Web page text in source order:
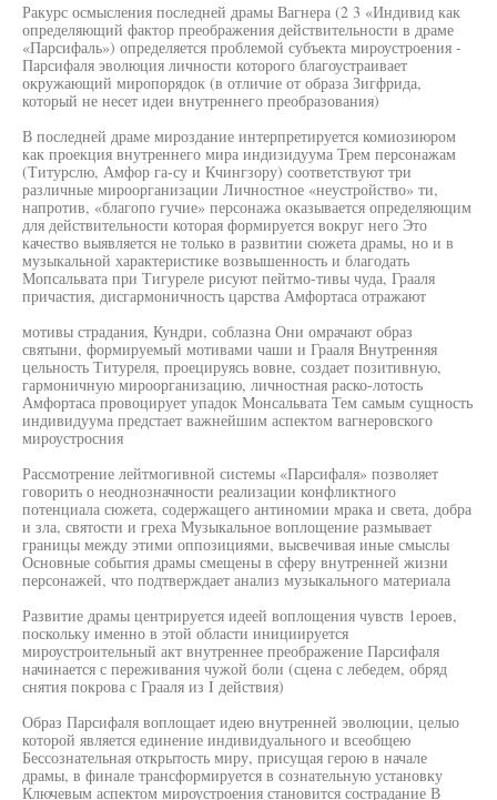
Ракурс осмысления последней драмы Вагнера (2 3 «Индивид как
определяющий фактор преображения действительности в драме
«Парсифаль») определяется проблемой субъекта мироустроения -
Парсифаля эволюция личности которого благоустраивает
окружающий миропорядок (в отличие от образа Зигфрида,
который не несет идеи внутреннего преобразования)
В последней драме мироздание интерпретируется комиозиюром
как проекция внутреннего мира индизидуума Трем персонажам
(Титурслю, Амфор га-су и Кчингзору) соответствуют три
различные мироорганизации Личностное «неустройство» ти,
напротив, «благопо гучие» персонажа оказывается определяющим
для действительности которая формируется вокруг него Это
качество выявляется не только в развитии сюжета драмы, но и в
музыкальной характеристике возвышенность и благодать
Мопсальвата при Тигуреле рисуют пейтмо-тивы чуда, Грааля
причастия, дисгармоничность царства Амфортаса отражают
мотивы страдания, Кундри, соблазна Они омрачают образ
святыни, формируемый мотивами чаши и Грааля Внутренняя
цельность Титуреля, проецируясь вовне, создает позитивную,
гармоничную мироорганизацию, личностная раско-лотость
Амфортаса провоцирует упадок Монсальвата Тем самым сущность
индивидуума предстает важнейшим аспектом вагнеровского
мироустросния
Рассмотрение лейтмогивной системы «Парсифаля» позволяет
говорить о неоднозначности реализации конфликтного
потенциала сюжета, содержащего антиномии мрака и света, добра
и зла, святости и греха Музыкальное воплощение размывает
границы между этими оппозициями, высвечивая иные смыслы
Основные события драмы смещены в сферу внутренней жизни
персонажей, что подтверждает анализ музыкального материала
Развитие драмы центрируется идеей воплощения чувств 1ероев,
поскольку именно в этой области инициируется
мироустроительный акт внутреннее преображение Парсифаля
начинается с переживания чужой боли (сцена с лебедем, обряд
снятия покрова с Грааля из I действия)
Образ Парсифаля воплощает идею внутренней эволюции, целыо
которой является единение индивидуального и всеобщею
Бессознательная открытость миру, присущая герою в начале
драмы, в финале трансформируется в сознательную установку
Ключевым аспектом мироустроения становится сострадание В